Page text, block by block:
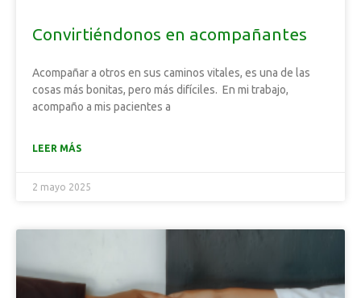
Convirtiéndonos en acompañantes
Acompañar a otros en sus caminos vitales, es una de las
cosas más bonitas, pero más difíciles. En mi trabajo,
acompaño a mis pacientes a
LEER MÁS
2 mayo 2025